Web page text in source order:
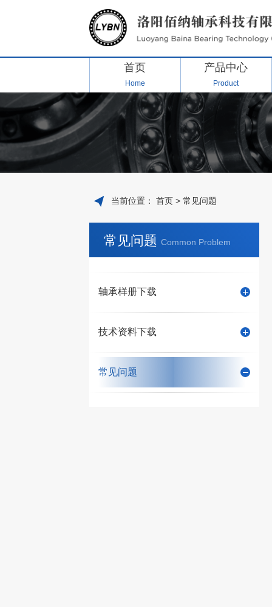
首页
Home
产品中心
Product
当前位置： 首页> 常见问题
常见问题 Common Problem
轴承样册下载
技术资料下载
常见问题